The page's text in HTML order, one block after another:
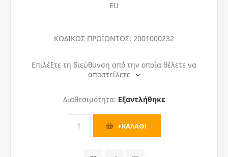
EU
ΚΩΔΙΚΟΣ ΠΡΟΪΟΝΤΟΣ: 2001000232
Επιλέξτε τη διεύθυνση από την οποία θέλετε να
αποστείλετε
Διαθεσιμότητα: Εξαντλήθηκε